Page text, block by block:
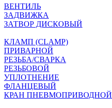
ВЕНТИЛЬ
ЗАДВИЖКА
ЗАТВОР ДИСКОВЫЙ
КЛАМП (CLAMP)
ПРИВАРНОЙ
РЕЗЬБА/СВАРКА
РЕЗЬБОВОЙ
УПЛОТНЕНИЕ
ФЛАНЦЕВЫЙ
КРАН ПНЕВМОПРИВОДНОЙ